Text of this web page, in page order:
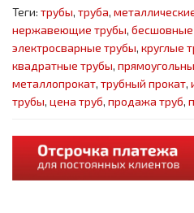
Теги: трубы, труба,
нержавеющие трубы, бесшовные
электросварные трубы, круглые
квадратные трубы,
металлопрокат, трубный прокат,
трубы, цена труб, продажа труб,